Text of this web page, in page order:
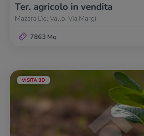
Ter. agricolo in vendita
Mazara Del Vallo, Via Margi
7863 Mq
VISITA 3D